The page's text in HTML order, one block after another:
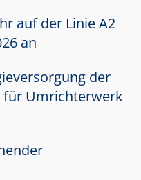
auf der Linie A2
an
der
für Umrichterwerk